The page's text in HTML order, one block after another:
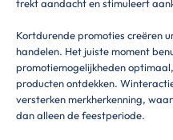
trekt aandacht en stimuleert
Kortdurende promoties creëren
handelen. Het juiste moment
promotiemogelijkheden
producten ontdekken.
versterken merkherkenning,
dan alleen de feestperiode.